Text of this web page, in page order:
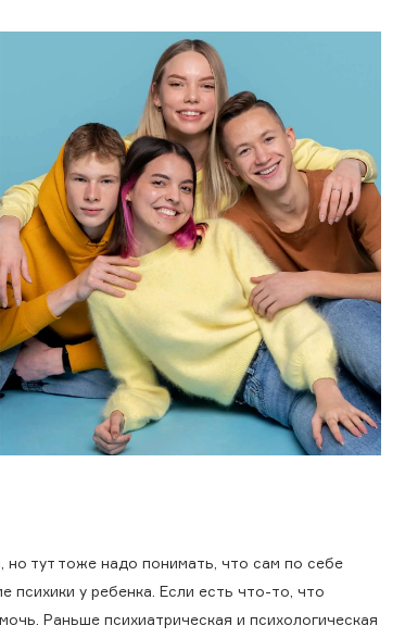
тут тоже надо понимать, что сам по себе
психики у ребенка. Если есть что-то, что
Раньше психиатрическая и психологическая